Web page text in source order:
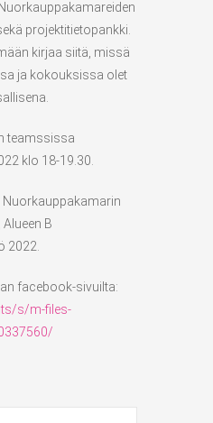
projektitietopankki.
kirjaa siitä, missä
ja kokouksissa olet
teamssissa
klo 18-19.30.
B
2022.
facebook-sivuilta:
s/m-files-